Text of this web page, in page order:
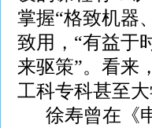
掌握“格致机器
致用，“有益于
来驱策”。看来
工科专科甚至大
徐寿曾在《申